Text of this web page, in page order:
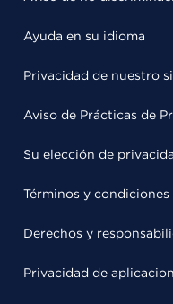
Ayuda en su idioma
Privacidad de nuestro
Aviso de Prácticas de
Su elección de
Términos y condiciones
Derechos y
Privacidad de